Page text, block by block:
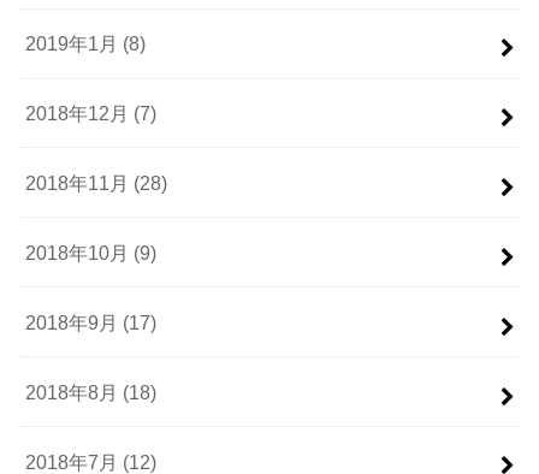
2019年1月 (8)
2018年12月 (7)
2018年11月 (28)
2018年10月 (9)
2018年9月 (17)
2018年8月 (18)
2018年7月 (12)